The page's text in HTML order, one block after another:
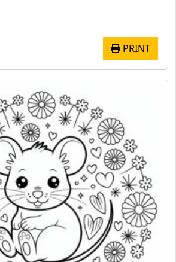
PRINT